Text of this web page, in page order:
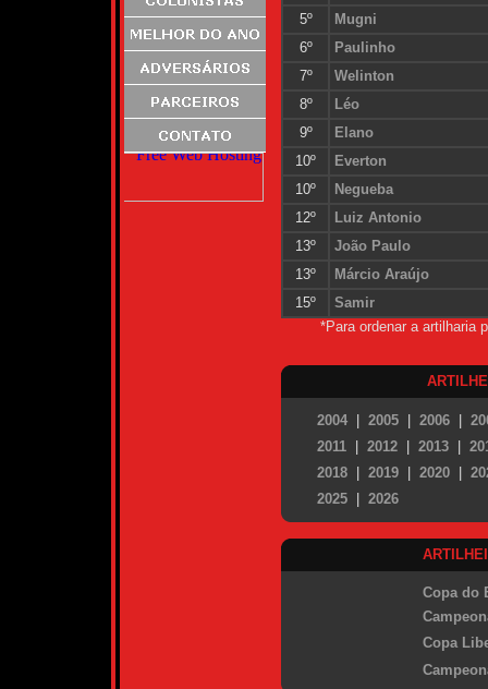
5º
Mugni
6º
Paulinho
7º
Welinton
8º
Léo
9º
Elano
10º
Everton
10º
Negueba
12º
Luiz Antonio
13º
João Paulo
13º
Márcio Araújo
15º
Samir
*Para ordenar a artilharia
2004 2005 2006
2011
2012 2013
2018
2019 2020
2025
2026
Copa do
Copa